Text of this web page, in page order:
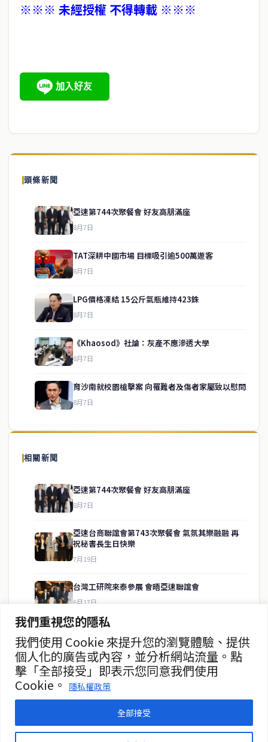
我們重視您的隱私
我們使用 Cookie 來提升您的瀏覽體驗、提供
個人化的廣告或內容，並分析網站流量。點
擊「全部接受」即表示您同意我們使用
Cookie。
隱私權政策
全部接受
※※※ 未經授權 不得轉載 ※※※
頭條新聞
亞速第744次聚餐會 好友高朋滿座
8月7日
TAT深耕中國市場 目標吸引逾500萬遊客
8月7日
LPG價格凍結 15公斤氣瓶維持423銖
8月7日
《Khaosod》社論：灰產不應滲透大學
8月7日
育沙南就校園槍擊案 向罹難者及傷者家屬致以慰問
8月7日
相關新聞
亞速第744次聚餐會 好友高朋滿座
8月7日
亞速台商聯誼會第743次聚餐會 氣氛其樂融融 再
祝秘書長生日快樂
7月19日
台灣工研院來泰參展 會晤亞速聯誼會
6月17日
張善政率桃園青農赴曼谷植物展取經
6月15日
桃園智慧農業引矚目 張善政拜會楚奇
6月15日
報導泰國當地政治、經濟、華人社群與社會時事，為在泰華人讀者提
房地產
聯絡資訊
歡迎來信洽詢合作事宜
或提供新聞線索
service@thaichinesenews.com
service@thaichinesenews.com